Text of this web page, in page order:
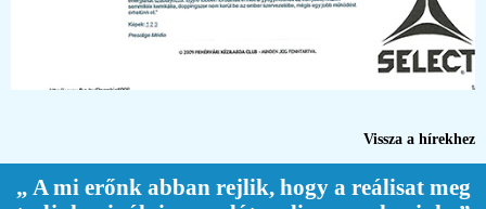
Vissza a hírekhez
„ A mi erőnk abban rejlik, hogy a reálisat meg